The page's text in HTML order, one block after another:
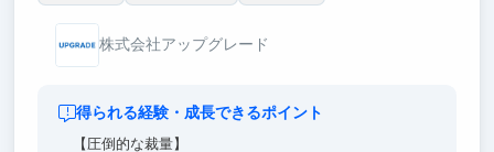
株式会社アップグレード
得られる経験・成長できるポイント
【圧倒的な裁量】